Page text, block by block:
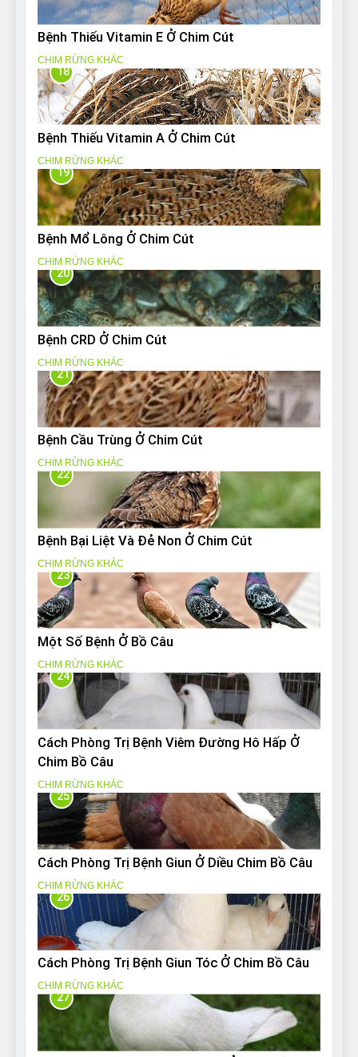
Bệnh Thiếu Vitamin E Ở Chim Cút
CHIM RỪNG KHÁC
18
Bệnh Thiếu Vitamin A Ở Chim Cút
CHIM RỪNG KHÁC
19
Bệnh Mổ Lông Ở Chim Cút
CHIM RỪNG KHÁC
20
Bệnh CRD Ở Chim Cút
CHIM RỪNG KHÁC
21
Bệnh Cầu Trùng Ở Chim Cút
CHIM RỪNG KHÁC
22
Bệnh Bại Liệt Và Đẻ Non Ở Chim Cút
CHIM RỪNG KHÁC
23
Một Số Bệnh Ở Bồ Câu
CHIM RỪNG KHÁC
24
Cách Phòng Trị Bệnh Viêm Đường Hô Hấp Ở
Chim Bồ Câu
CHIM RỪNG KHÁC
25
Cách Phòng Trị Bệnh Giun Ở Diều Chim Bồ Câu
CHIM RỪNG KHÁC
26
Cách Phòng Trị Bệnh Giun Tóc Ở Chim Bồ Câu
CHIM RỪNG KHÁC
27